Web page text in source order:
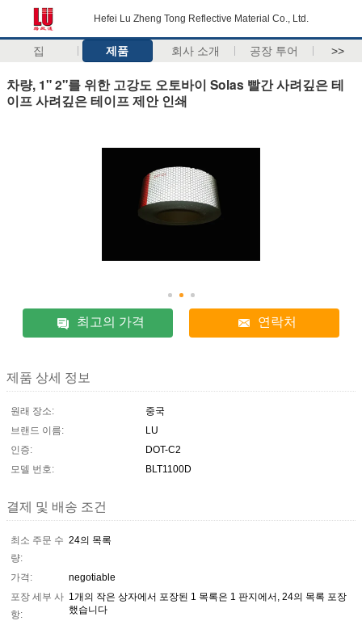
Hefei Lu Zheng Tong Reflective Material Co., Ltd.
집 제품 회사 소개 공장 투어 >>
차량, 1" 2"를 위한 고강도 오토바이 Solas 빨간 사려깊은 테
이프 사려깊은 테이프 제안 인쇄
최고의 가격 연락처
제품 상세 정보
원래 장소:
중국
브랜드 이름:
LU
인증:
DOT-C2
모델 번호:
BLT1100D
결제 및 배송 조건
최소 주문 수
량:
24의 목록
가격:
negotiable
포장 세부 사
항:
1개의 작은 상자에서 포장된 1 목록은 1 판지에서, 24의 목록 포장
했습니다